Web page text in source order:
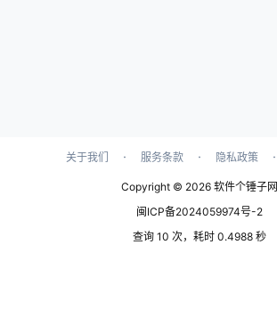
关于我们 · 服务条款 · 隐私政策 ·
Copyright © 2026 软件个锤子网
闽ICP备2024059974号-2
查询 10 次，耗时 0.4988 秒